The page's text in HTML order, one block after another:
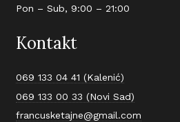
Pon – Sub, 9:00 – 21:00
Kontakt
069 133 04 41 (Kalenić)
069 133 00 33 (Novi Sad)
francusketajne@gmail.com